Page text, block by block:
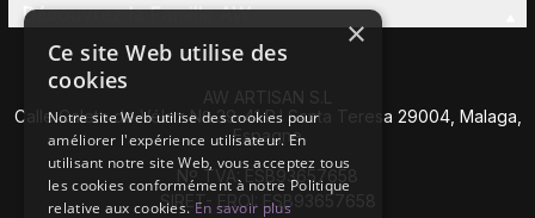
Découvrez la Famille AW
AW ARTISAN S.L
Calle Caleta de Vélez Nº 39-41 P.I Santa Teresa 29004, Malaga,
Espagne
Nº TVA: ESB93657658
SIRET- EROI: ESB93657658
×
Ce site Web utilise des
cookies
Notre site Web utilise des cookies pour
améliorer l'expérience utilisateur. En
utilisant notre site Web, vous acceptez tous
les cookies conformément à notre Politique
relative aux cookies.En savoir plus